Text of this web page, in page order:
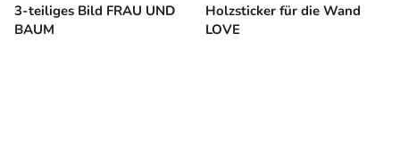
3-teiliges Bild FRAU UND
BAUM
Holzsticker für die Wand
LOVE